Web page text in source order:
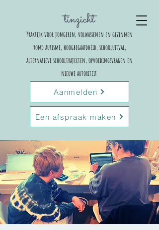
Praktijk voor jongeren, volwassenen en gezinnen
rond autisme, hoogbegaafdheid, schooluitval,
alternatieve schooltrajecten, opvoedingsvragen en
nieuwe autoriteit
Aanmelden
Een afspraak maken